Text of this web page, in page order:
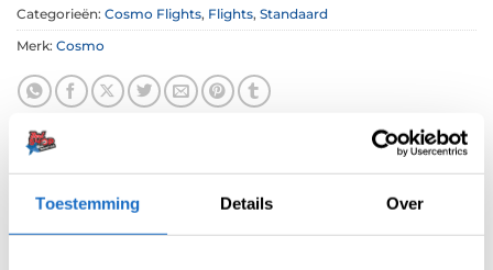
Toestemming Details Over
Categorieën: Cosmo Flights, Flights, Standaard
Merk: Cosmo